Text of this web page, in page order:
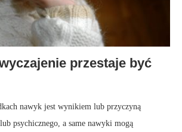
przestaje być
nawyk jest wynikiem lub przyczyną
psychicznego, a same nawyki mogą